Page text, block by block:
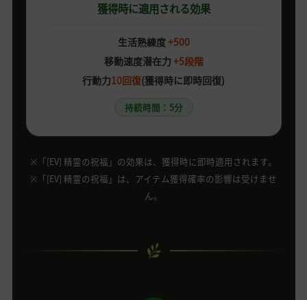
獲得時に適用される効果
生活熟練度+500
移動速度潜在力 +5段階
行動力10回復(獲得時に即時回復)
持続時間：5分
※「[EV] 精霊の祝福」の効果は、獲得時に即時適用されます。
※「[EV] 精霊の祝福」は、アイテム獲得確率の影響は受けませ
ん。